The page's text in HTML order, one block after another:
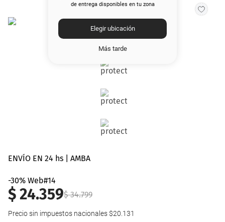
de entrega disponibles en tu zona
Elegir ubicación
Más tarde
ENVÍO EN 24 hs | AMBA
-30% Web#14
$24.359$ 34.799
Precio sin impuestos nacionales $20.131